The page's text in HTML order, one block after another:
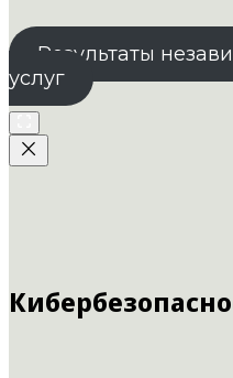
Результаты
услуг